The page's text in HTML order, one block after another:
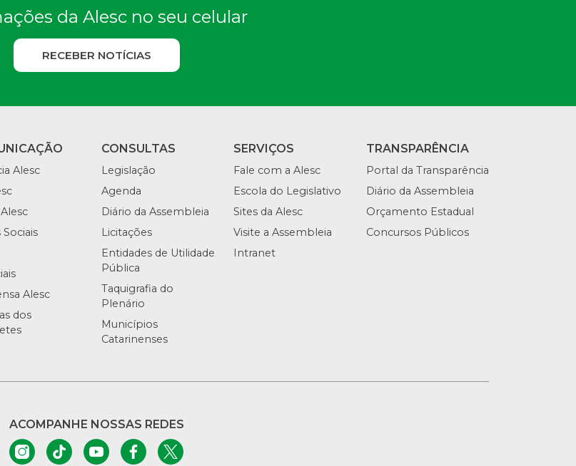
da Alesc no seu celular
RECEBER NOTÍCIAS
Alesc
Sociais
Alesc
dos
CONSULTAS
Legislação
Agenda
Diário da Assembleia
Licitações
Entidades de Utilidade
Pública
Taquigrafia do
Plenário
Municípios
Catarinenses
SERVIÇOS
Fale com a Alesc
Escola do Legislativo
Sites da Alesc
Visite a Assembleia
Intranet
TRANSPARÊNCIA
Portal da Transparência
Diário da Assembleia
Orçamento Estadual
Concursos Públicos
ACOMPANHE NOSSAS REDES